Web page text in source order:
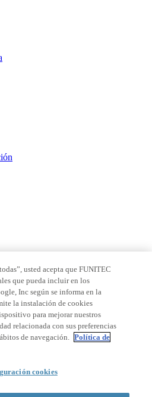
- URL |
usted acepta que FUNITEC
que pueda incluir en los
Inc según se informa en la
la instalación de cookies
para mejorar nuestros
relacionada con sus preferencias
de navegación. Política de
cookies